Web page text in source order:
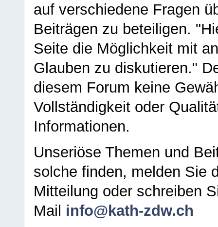
auf verschiedene Fragen
Beiträgen zu beteiligen.
Seite die Möglichkeit mit
Glauben zu diskutieren."
diesem Forum keine
Vollständigkeit oder
Informationen.
Unseriöse Themen und
solche finden, melden Sie
Mitteilung oder schreiben
Mail info@kath-zdw.ch